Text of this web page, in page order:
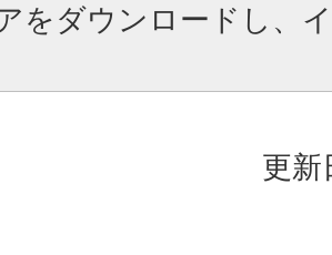
をダウンロードし、
更新